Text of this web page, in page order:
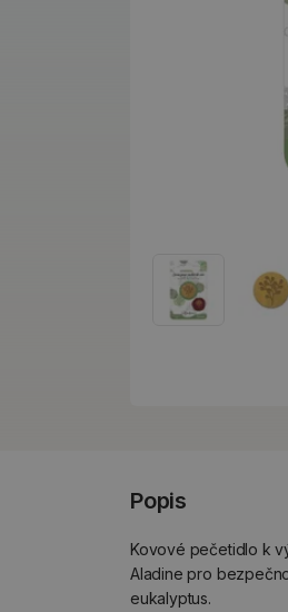
Popis
Kovové pečetidlo k
Aladine pro
eukalyptus.